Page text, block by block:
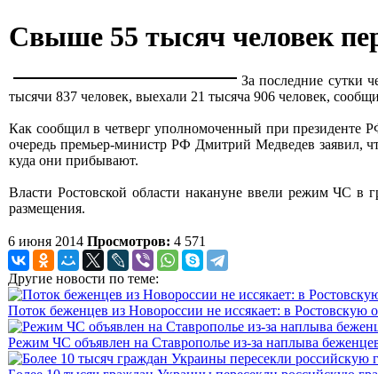
Свыше 55 тысяч человек
За последние сутки
тысячи 837 человек, выехали 21 тысяча 906 человек,
Как сообщил в четверг уполномоченный при президенте
очередь премьер-министр РФ Дмитрий Медведев заявил,
куда они прибывают.
Власти Ростовской области накануне ввели режим ЧС в
размещения.
6 июня 2014 Просмотров: 4 571
Другие новости по теме:
Поток беженцев из Новороссии не иссякает: в Ростовскую
Режим ЧС объявлен на Ставрополье из-за наплыва